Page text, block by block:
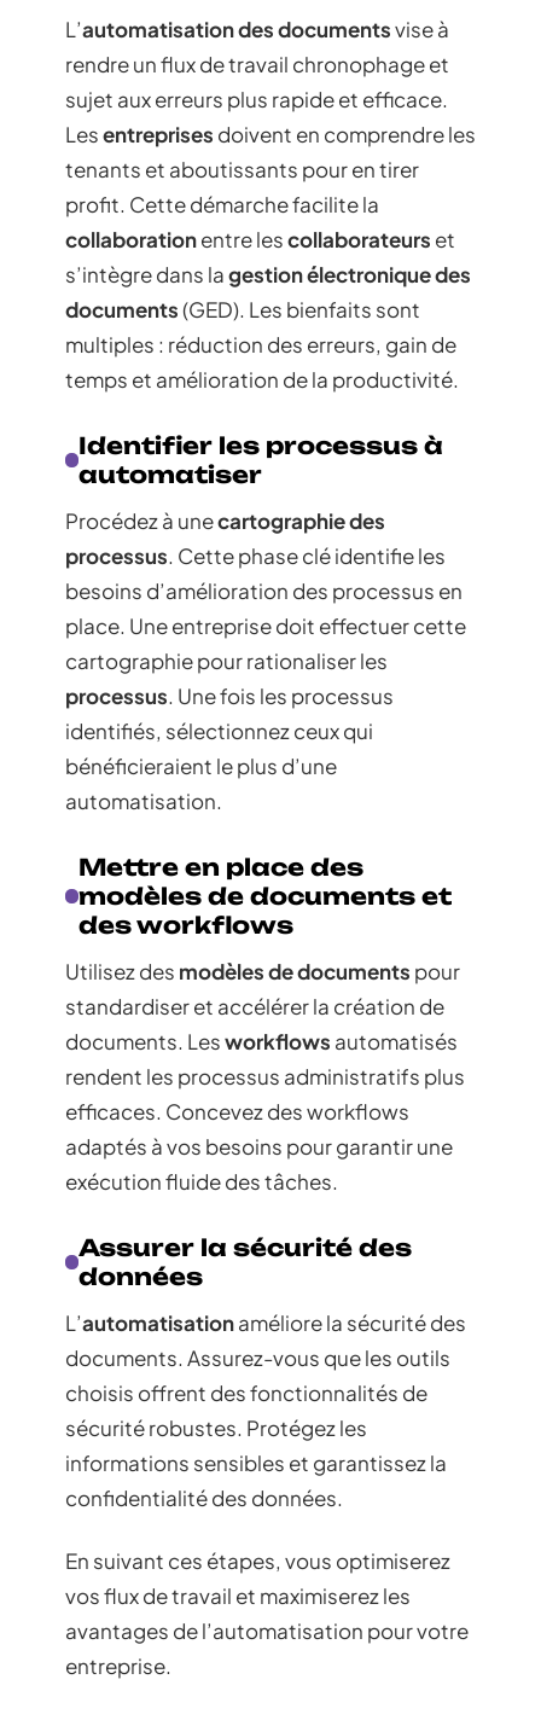
L’automatisation des documentsvise à
rendre un flux de travail chronophage et
sujet aux erreurs plus rapide et efficace.
Lesentreprises doivent en comprendre les
tenants et aboutissants pour en tirer
profit. Cette démarche facilite la
collaborationentre lescollaborateurs et
s’intègre dans lagestion électronique des
documents(GED). Les bienfaits sont
multiples : réduction des erreurs, gain de
temps et amélioration de la productivité.
Identifier les processus à
automatiser
Procédez à unecartographie des
processus. Cette phase clé identifie les
besoins d’amélioration des processus en
place. Une entreprise doit effectuer cette
cartographie pour rationaliser les
processus. Une fois les processus
identifiés, sélectionnez ceux qui
bénéficieraient le plus d’une
automatisation.
Mettre en place des
modèles de documents et
des workflows
Utilisez des modèles de documents pour
standardiser et accélérer la création de
documents. Lesworkflows automatisés
rendent les processus administratifs plus
efficaces. Concevez des workflows
adaptés à vos besoins pour garantir une
exécution fluide des tâches.
Assurer la sécurité des
données
L’automatisationaméliore la sécurité des
documents. Assurez-vous que les outils
choisis offrent des fonctionnalités de
sécurité robustes. Protégez les
informations sensibles et garantissez la
confidentialité des données.
En suivant ces étapes, vous optimiserez
vos flux de travail et maximiserez les
avantages de l’automatisation pour votre
entreprise.